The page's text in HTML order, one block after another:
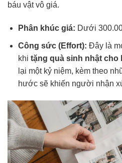
báu vật vô giá.
Phân khúc giá: Dưới
Công sức (Effort): Đây là
khi tặng quà sinh nhật cho
lại một kỷ niệm, kèm theo
hước sẽ khiến người nhận